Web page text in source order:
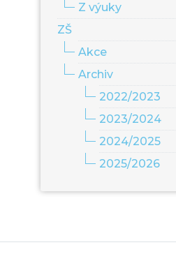
Z výuky
ZŠ
Akce
Archiv
2022/2023
2023/2024
2024/2025
2025/2026